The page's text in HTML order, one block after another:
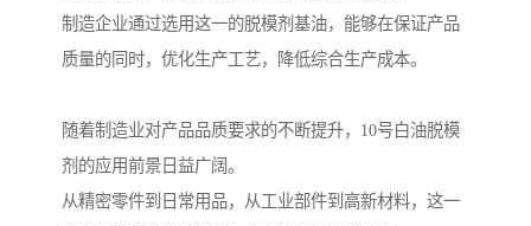
制造企业通过选用这一的脱模剂基油，能够在保证产品
质量的同时，优化生产工艺，降低综合生产成本。
随着制造业对产品品质要求的不断提升，10号白油脱模
剂的应用前景日益广阔。
从精密零件到日常用品，从工业部件到高新材料，这一